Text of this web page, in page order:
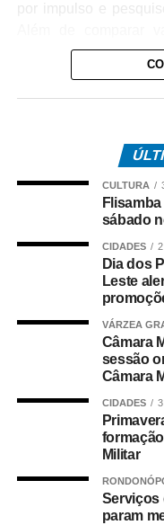
por impulso e
condições de
diferenças entre
a incidência de
Entre os itens mais
cestas temáticas e
casos, o Procon
da encomenda
incluindo descrição
embalagem,
cobradas pelo serviço.
Para os casais que
bares e
cobranças adicionais.
enquanto cobranças
perda de comanda ou
A orientação
hospedagem.
CULTURA
sábado
CIDADES
Dia dos
Leste
VÁRZEA
Câmara
sessão
Câmara
CIDADES
Militar
Serviços
param